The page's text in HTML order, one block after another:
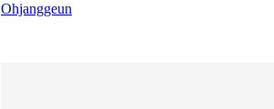
Ohjanggeun